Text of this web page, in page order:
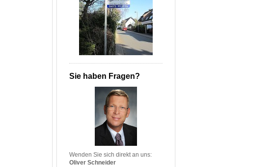
Sie haben Fragen?
Wenden Sie sich direkt an uns:
Oliver Schneider